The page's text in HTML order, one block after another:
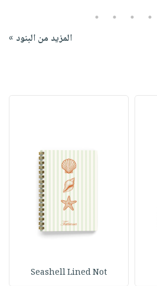
2
3
4
5
المزيد من البنود »
Seashell Lined Not